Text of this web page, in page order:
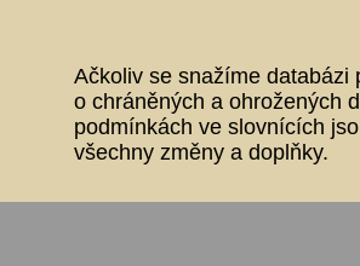
Ačkoliv se snažíme databázi
o chráněných a ohrožených
podmínkách ve slovnících
všechny změny a doplňky.